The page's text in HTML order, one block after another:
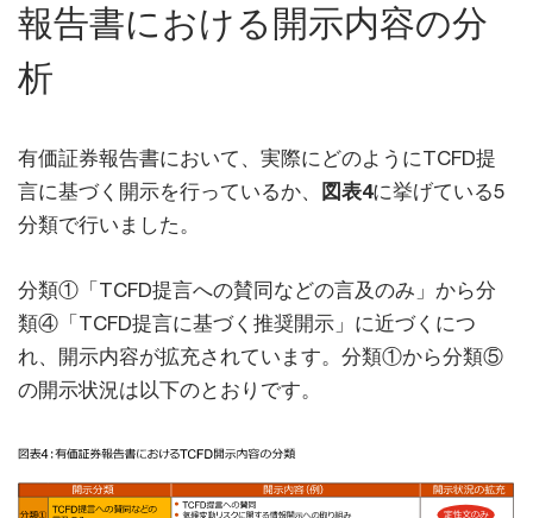
報告書における開示内容の分
析
有価証券報告書において、実際にどのようにTCFD提
言に基づく開示を行っているか、
図表4に挙げている5
分類で行いました。
分類①「TCFD提言への賛同などの言及のみ」から分
類④「TCFD提言に基づく推奨開示」に近づくにつ
れ、開示内容が拡充されています。分類①から分類⑤
の開示状況は以下のとおりです。